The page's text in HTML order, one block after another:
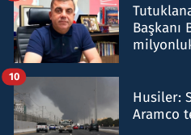
Başkanı
Husiler:
Aramco
10